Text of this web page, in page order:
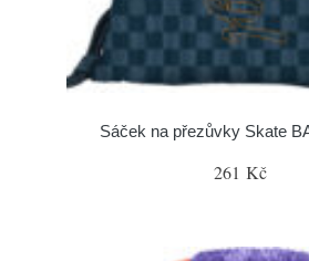
Sáček na přezůvky Skate
261 Kč